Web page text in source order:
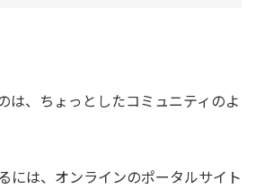
は、ちょっとしたコミュニティのよ
には、オンラインのポータルサイト